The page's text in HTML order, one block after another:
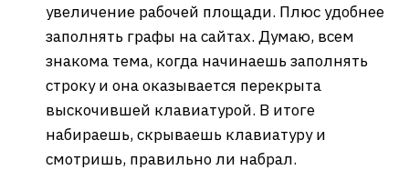
увеличение рабочей площади. Плюс удобнее
заполнять графы на сайтах. Думаю, всем
знакома тема, когда начинаешь заполнять
строку и она оказывается перекрыта
выскочившей клавиатурой. В итоге
набираешь, скрываешь клавиатуру и
смотришь, правильно ли набрал.